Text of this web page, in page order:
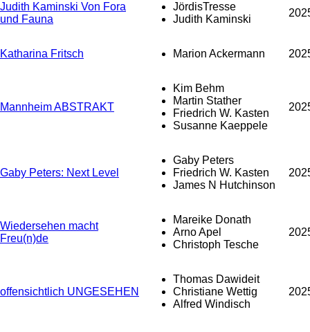
Judith Kaminski Von Fora
und Fauna
JördisTresse
Judith Kaminski
Katharina Fritsch Marion Ackermann
Mannheim ABSTRAKT
Kim Behm
Martin Stather
Friedrich W. Kasten
Susanne Kaeppele
Gaby Peters: Next Level
Gaby Peters
Friedrich W. Kasten
James N Hutchinson
Wiedersehen macht
Freu(n)de
Mareike Donath
Arno Apel
Christoph Tesche
offensichtlich UNGESEHEN
Thomas Dawideit
Christiane Wettig
Alfred Windisch